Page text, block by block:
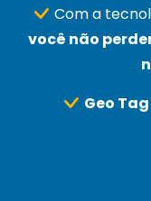
Com a
você não
Geo Tag